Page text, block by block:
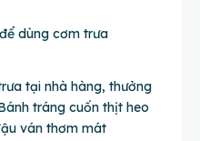
dùng cơm trưa
tại nhà hàng, thưởng
tráng cuốn thịt heo
ván thơm mát